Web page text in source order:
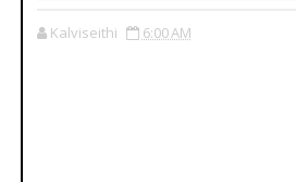
Kalviseithi 6:00 AM